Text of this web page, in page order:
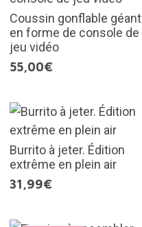
Coussin gonflable géant
en forme de console de
jeu vidéo
55,00€
Burrito à jeter. Édition
extrême en plein air
31,99€